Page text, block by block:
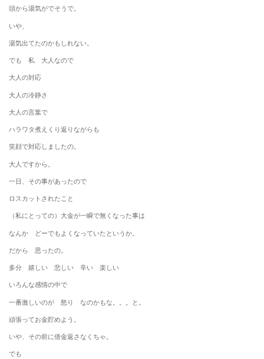
頭から湯気がでそうで。
いや、
湯気出てたのかもしれない。
でも 私 大人なので
大人の対応
大人の冷静さ
大人の言葉で
ハラワタ煮えくり返りながらも
笑顔で対応しましたの。
大人ですから。
一日、その事があったので
ロスカットされたこと
（私にとっての）大金が一瞬で無くなった事は
なんか どーでもよくなっていたというか。
だから 思ったの。
多分 嬉しい 悲しい 辛い 楽しい
いろんな感情の中で
一番激しいのが 怒り なのかもな。。。と。
頑張ってお金貯めよう。
いや、その前に借金返さなくちゃ。
でも